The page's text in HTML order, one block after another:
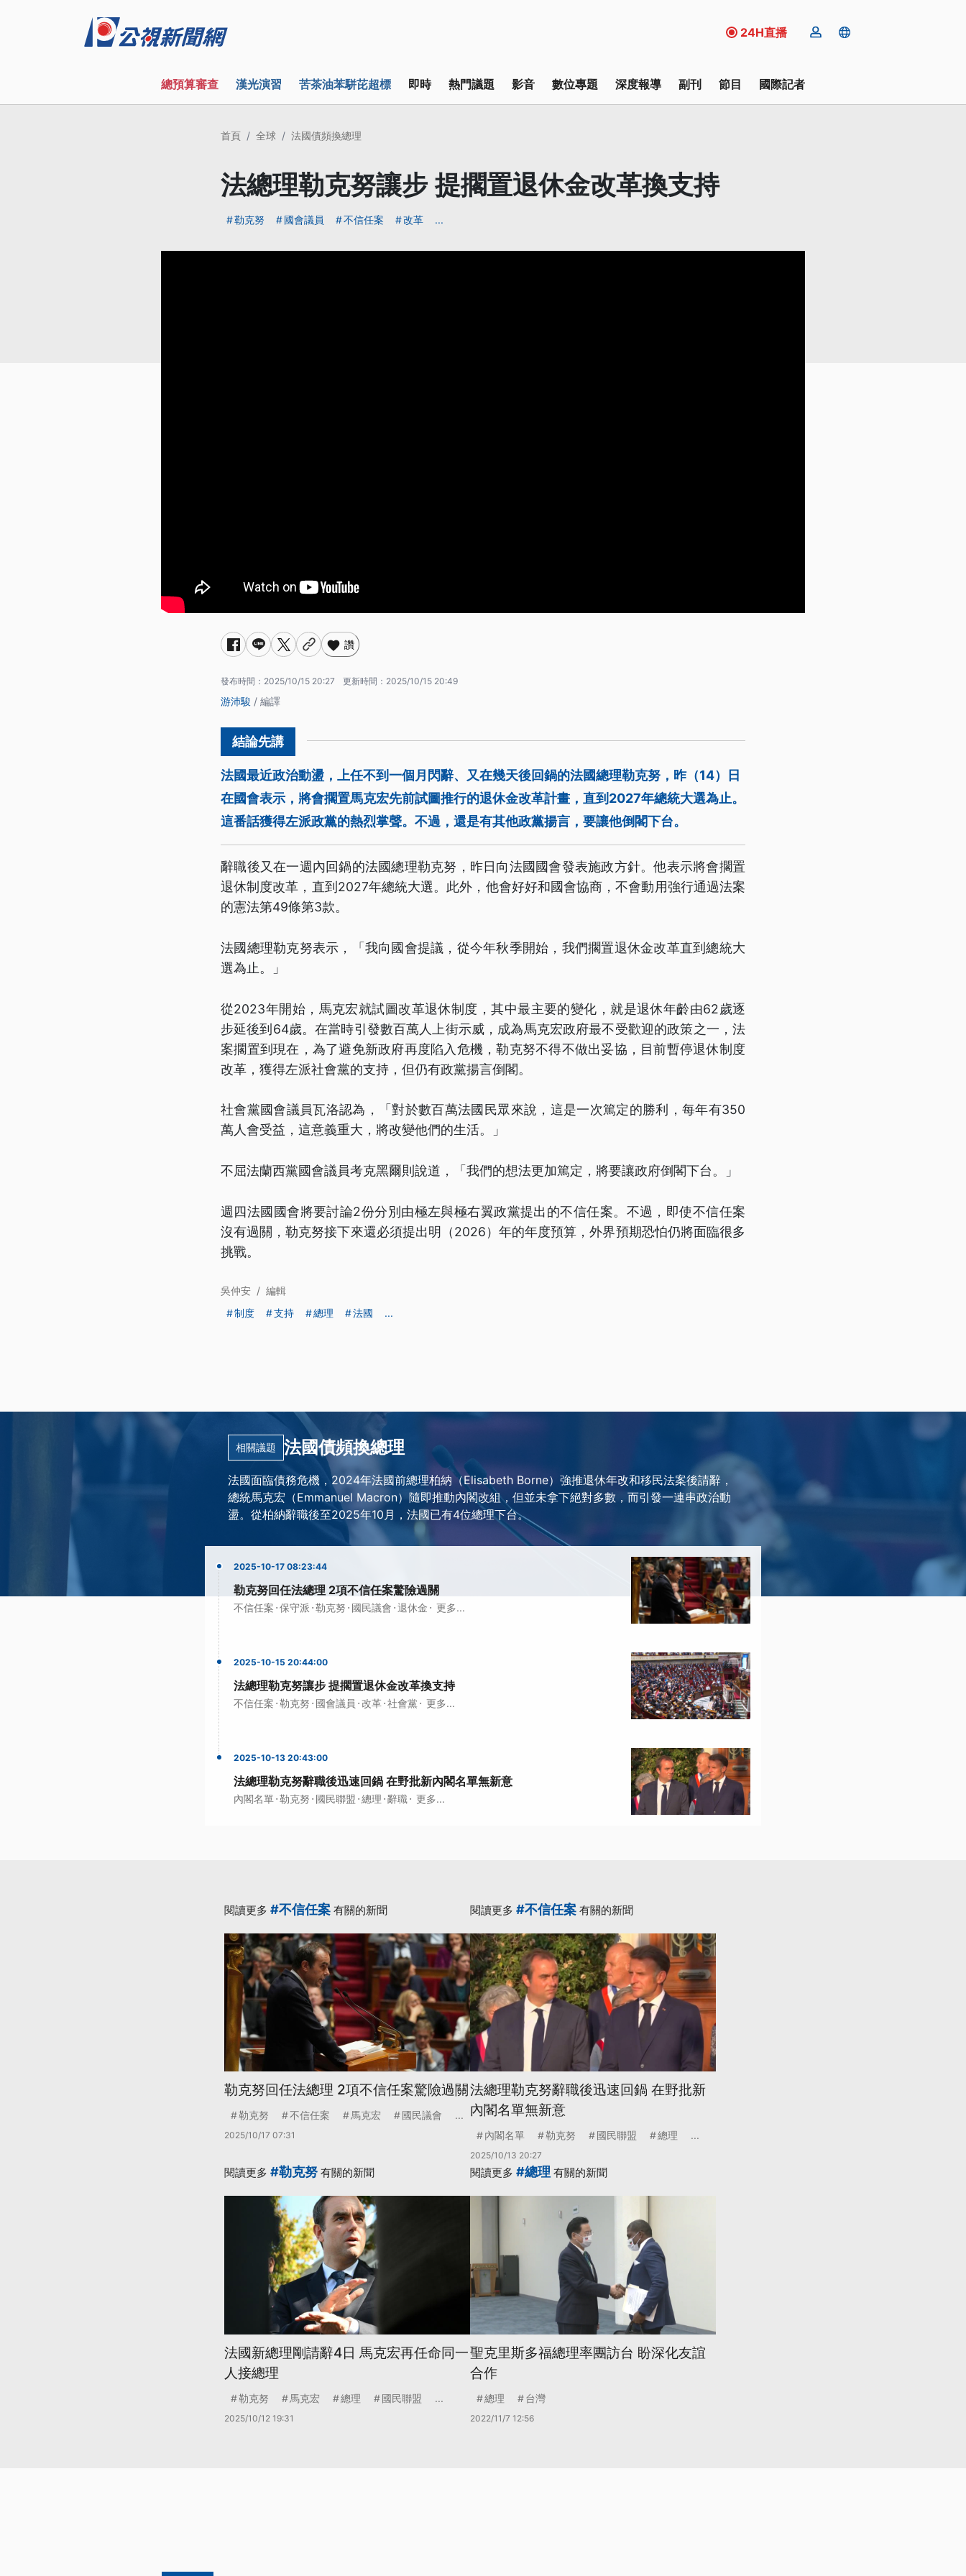
24H直播
總預算審查 漢光演習 苦茶油苯駢芘超標 即時 熱門議題 影音 數位專題 深度報導 副刊 節目 國際記者
首頁 全球 法國債頻換總理
法總理勒克努讓步 提擱置退休金改革換支持
勒克努 國會議員 不信任案 改革 ...
讚
發布時間： 2025/10/15 20:27 更新時間： 2025/10/15 20:49
游沛駿 / 編譯
法國最近政治動盪，上任不到一個月閃辭、又在幾天後回鍋的法國總理勒克努，昨（14）日
在國會表示，將會擱置馬克宏先前試圖推行的退休金改革計畫，直到2027年總統大選為止。
這番話獲得左派政黨的熱烈掌聲。不過，還是有其他政黨揚言，要讓他倒閣下台。
辭職後又在一週內回鍋的法國總理勒克努，昨日向法國國會發表施政方針。他表示將會擱置
退休制度改革，直到2027年總統大選。此外，他會好好和國會協商，不會動用強行通過法案
的憲法第49條第3款。
法國總理勒克努表示，「我向國會提議，從今年秋季開始，我們擱置退休金改革直到總統大
選為止。」
從2023年開始，馬克宏就試圖改革退休制度，其中最主要的變化，就是退休年齡由62歲逐
步延後到64歲。在當時引發數百萬人上街示威，成為馬克宏政府最不受歡迎的政策之一，法
案擱置到現在，為了避免新政府再度陷入危機，勒克努不得不做出妥協，目前暫停退休制度
改革，獲得左派社會黨的支持，但仍有政黨揚言倒閣。
社會黨國會議員瓦洛認為，「對於數百萬法國民眾來說，這是一次篤定的勝利，每年有350
萬人會受益，這意義重大，將改變他們的生活。」
不屈法蘭西黨國會議員考克黑爾則說道，「我們的想法更加篤定，將要讓政府倒閣下台。」
週四法國國會將要討論2份分別由極左與極右翼政黨提出的不信任案。不過，即使不信任案
沒有過關，勒克努接下來還必須提出明（2026）年的年度預算，外界預期恐怕仍將面臨很多
挑戰。
吳仲安 / 編輯
制度
支持 總理 法國 ...
相關議題 法國債頻換總理
法國面臨債務危機，2024年法國前總理柏納（Elisabeth Borne）強推退休年改和移民法案後請辭，
總統馬克宏（Emmanuel Macron）隨即推動內閣改組，但並未拿下絕對多數，而引發一連串政治動
盪。從柏納辭職後至2025年10月，法國已有4位總理下台。
2025-10-17 08:23:44
勒克努回任法總理 2項不信任案驚險過關
不信任案 ·保守派 ·勒克努 · 國民議會 ·退休金 · 更多...
2025-10-15 20:44:00
法總理勒克努讓步 提擱置退休金改革換支持
不信任案 ·勒克努 · 國會議員 ·改革·社會黨 · 更多...
2025-10-13 20:43:00
法總理勒克努辭職後迅速回鍋 在野批新內閣名單無新意
內閣名單·勒克努 · 國民聯盟 ·總理 ·辭職· 更多...
閱讀更多 #不信任案 有關的新聞
勒克努回任法總理 2項不信任案驚險過關
勒克努 不信任案 馬克宏 國民議會 ...
2025/10/17 07:31
閱讀更多 #不信任案 有關的新聞
法總理勒克努辭職後迅速回鍋 在野批新
內閣名單無新意
內閣名單 勒克努 國民聯盟 總理 ...
2025/10/13 20:27
閱讀更多 #勒克努 有關的新聞
法國新總理剛請辭4日 馬克宏再任命同一
人接總理
勒克努 馬克宏 總理 國民聯盟 ...
2025/10/12 19:31
閱讀更多 #總理 有關的新聞
聖克里斯多福總理率團訪台 盼深化友誼
合作
總理 台灣
2022/11/7 12:56